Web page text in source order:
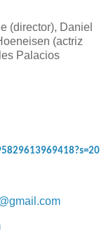
(director), Daniel
(actriz
Palacios